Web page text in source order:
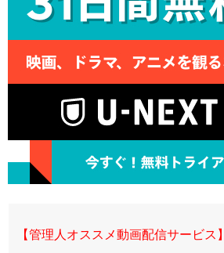
【管理人オススメ動画配信サービス】